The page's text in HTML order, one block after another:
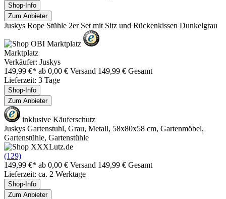
Shop-Info
Zum Anbieter
Juskys Rope Stühle 2er Set mit Sitz und Rückenkissen Dunkelgrau
Marktplatz
Verkäufer: Juskys
149,99 €* ab 0,00 € Versand 149,99 € Gesamt
Lieferzeit: 3 Tage
Shop-Info
Zum Anbieter
inklusive Käuferschutz
Juskys Gartenstuhl, Grau, Metall, 58x80x58 cm, Gartenmöbel,
Gartenstühle, Gartenstühle
(129)
149,99 €* ab 0,00 € Versand 149,99 € Gesamt
Lieferzeit: ca. 2 Werktage
Shop-Info
Zum Anbieter